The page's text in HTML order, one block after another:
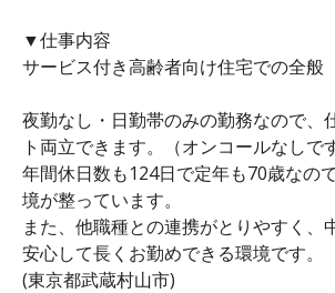
▼仕事内容
サービス付き高齢者向け住宅での全般
夜勤なし・日勤帯のみの勤務なので、
ト両立できます。（オンコールなしで
年間休日数も124日で定年も70歳なの
境が整っています。
また、他職種との連携がとりやすく、
安心して長くお勤めできる環境です。
(東京都武蔵村山市)